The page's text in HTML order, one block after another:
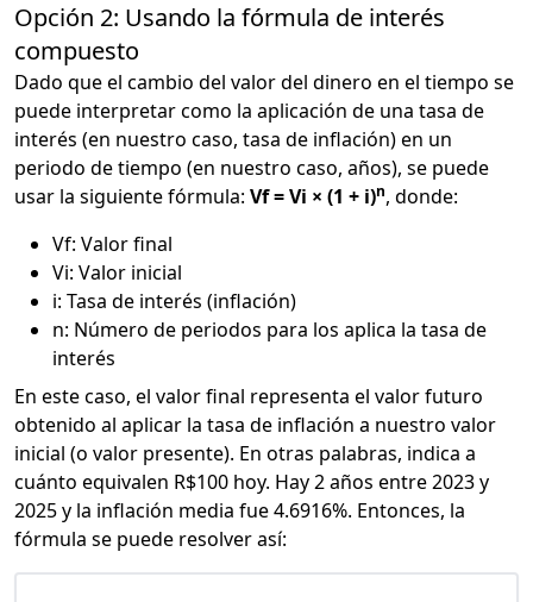
Opción 2: Usando la fórmula de interés
compuesto
Dado que el cambio del valor del dinero en el tiempo se
puede interpretar como la aplicación de una tasa de
interés (en nuestro caso, tasa de inflación) en un
periodo de tiempo (en nuestro caso, años), se puede
usar la siguiente fórmula: Vf = Vi × (1 + i)n, donde:
Vf: Valor final
Vi: Valor inicial
i: Tasa de interés (inflación)
n: Número de periodos para los aplica la tasa de
interés
En este caso, el valor final representa el valor futuro
obtenido al aplicar la tasa de inflación a nuestro valor
inicial (o valor presente). En otras palabras, indica a
cuánto equivalen R$100 hoy. Hay 2 años entre 2023 y
2025 y la inflación media fue 4.6916%. Entonces, la
fórmula se puede resolver así: